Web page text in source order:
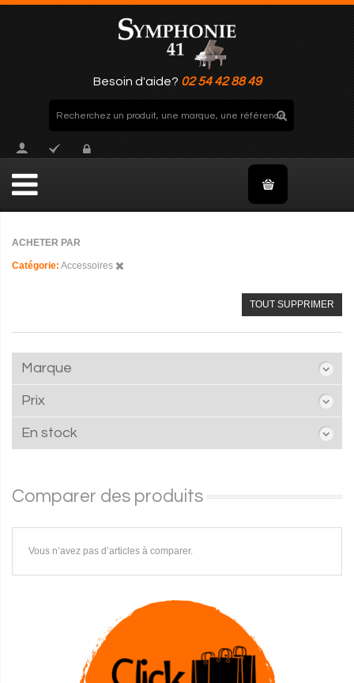
Besoin d'aide? 02 54 42 88 49
ACHETER PAR
Catégorie Accessoires
TOUT SUPPRIMER
Marque
Prix
En stock
Comparer des produits
Vous n’avez pas d’articles à comparer.